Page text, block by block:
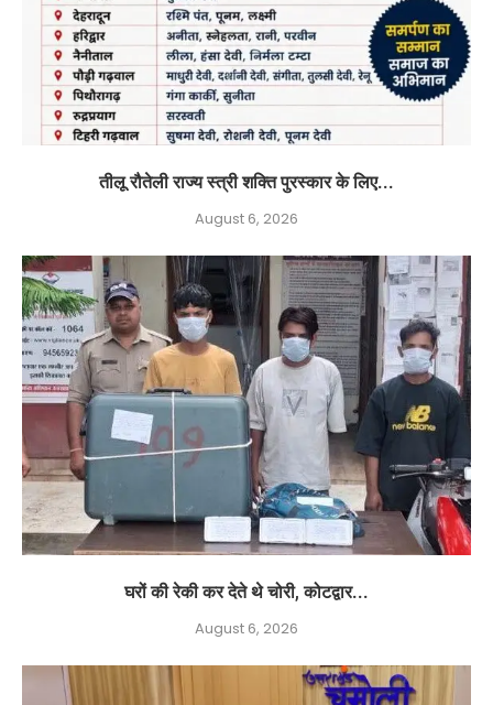
तीलू रौतेली राज्य स्त्री शक्ति पुरस्कार के लिए...
August 6, 2026
घरों की रेकी कर देते थे चोरी, कोटद्वार...
August 6, 2026